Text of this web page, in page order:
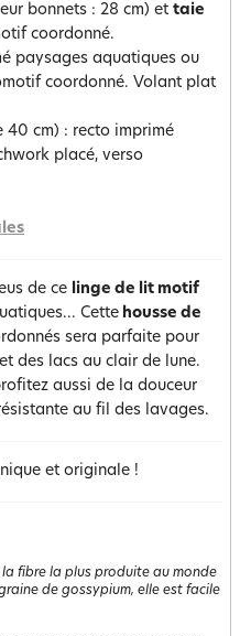
bonnets : 28 cm) et taie
coordonné.
paysages aquatiques ou
coordonné. Volant plat
40 cm) : recto imprimé
placé, verso
de ce linge de lit motif
Cette housse de
sera parfaite pour
des lacs au clair de lune.
aussi de la douceur
au fil des lavages.
et originale !
fibre la plus produite au monde
de gossypium, elle est facile